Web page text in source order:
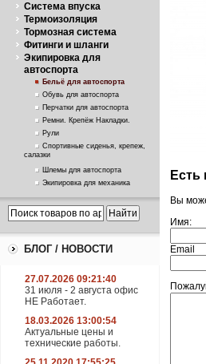
Система впуска
Термоизоляция
Тормозная система
Фитинги и шланги
Экипировка для
автоспорта
Бельё для автоспорта
Обувь для автоспорта
Перчатки для автоспорта
Ремни. Крепёж Накладки.
Рули
Спортивные сиденья, крепеж,
салазки
Шлемы для автоспорта
Экипировка для механика
БЛОГ / НОВОСТИ
27.07.2026 09:21:40
31 июля - 2 августа офис
НЕ Работает.
18.03.2026 13:00:54
Актуальные цены и
технические работы.
Вы
Имя:
Email